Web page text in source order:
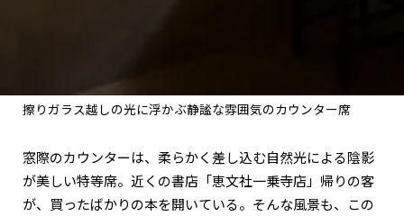
擦りガラス越しの光に浮かぶ静謐な雰囲気のカウンター席
窓際のカウンターは、柔らかく差し込む自然光による陰影
が美しい特等席。近くの書店「恵文社一乗寺店」帰りの客
が、買ったばかりの本を開いている。そんな風景も、この